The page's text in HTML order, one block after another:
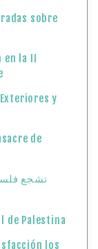
sobre
la II
y
de
تشجع
de Palestina
los